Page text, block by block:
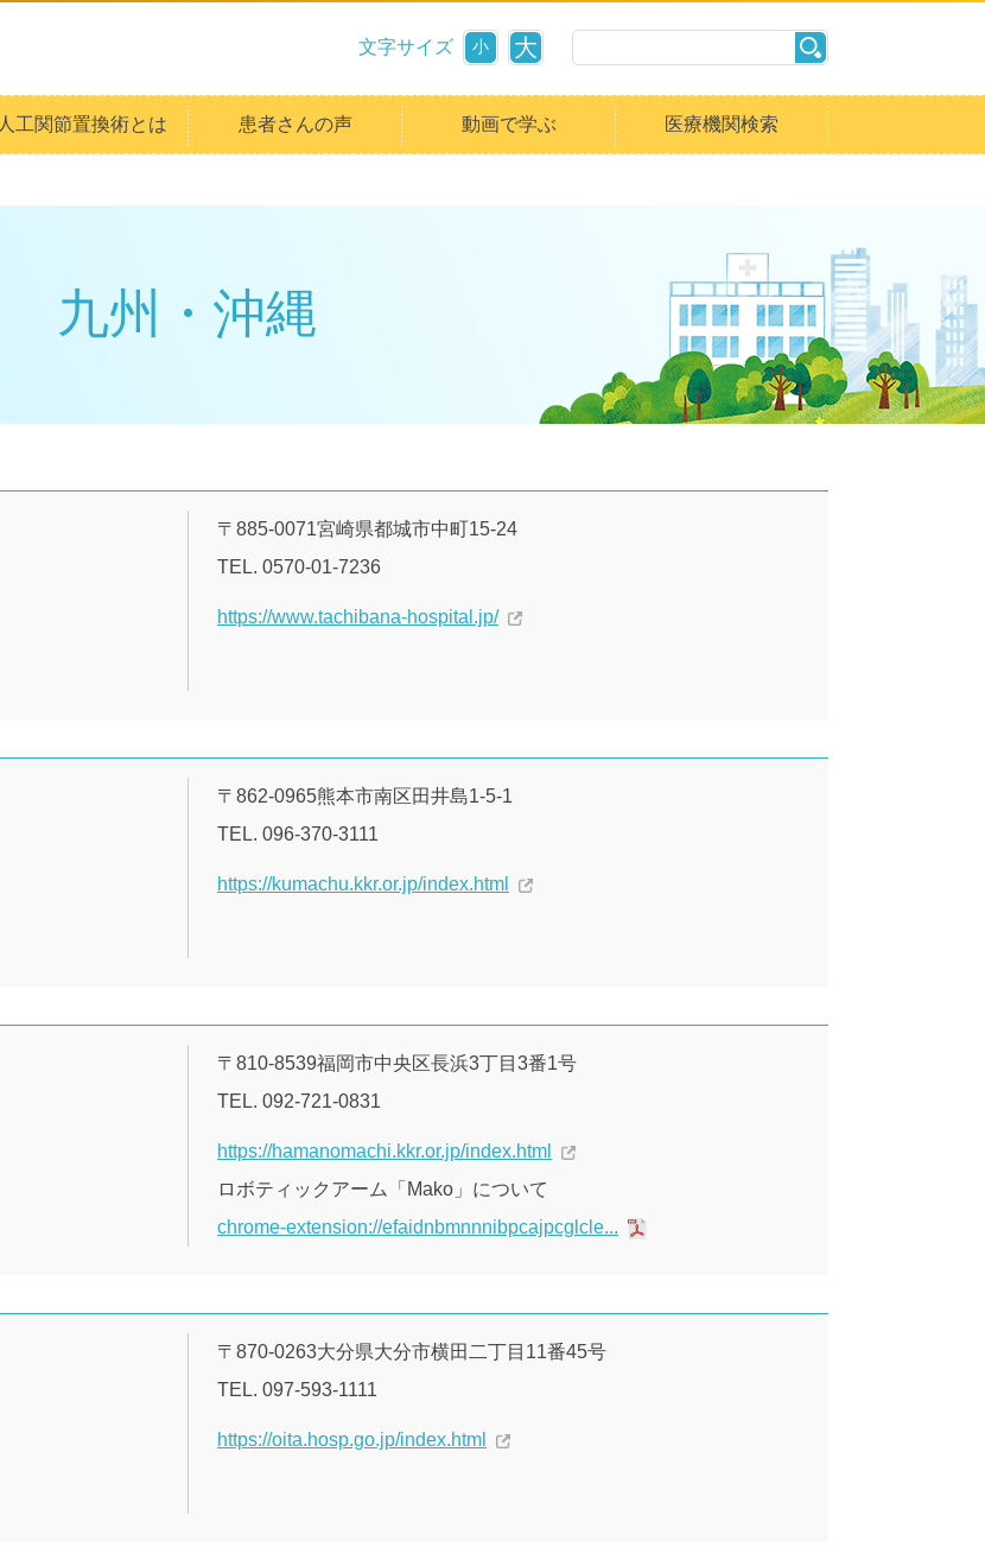
文字サイズ 小 大
人工関節置換術とは 患者さんの声 動画で学ぶ 医療機関検索
九州・沖縄
〒885-0071宮崎県都城市中町15-24
TEL. 0570-01-7236
https://www.tachibana-hospital.jp/
〒862-0965熊本市南区田井島1-5-1
TEL. 096-370-3111
https://kumachu.kkr.or.jp/index.html
〒810-8539福岡市中央区長浜3丁目3番1号
TEL. 092-721-0831
https://hamanomachi.kkr.or.jp/index.html
ロボティックアーム「Mako」について
chrome-extension://efaidnbmnnnibpcajpcglcle...
〒870-0263大分県大分市横田二丁目11番45号
TEL. 097-593-1111
https://oita.hosp.go.jp/index.html